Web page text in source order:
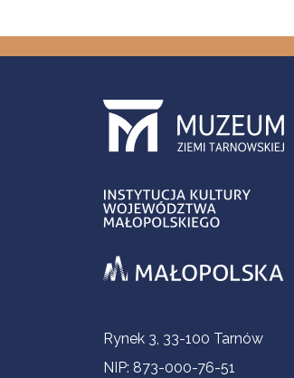
Informacje kontaktowe
Rynek 3, 33-100 Tarnów
NIP: 873-000-76-51